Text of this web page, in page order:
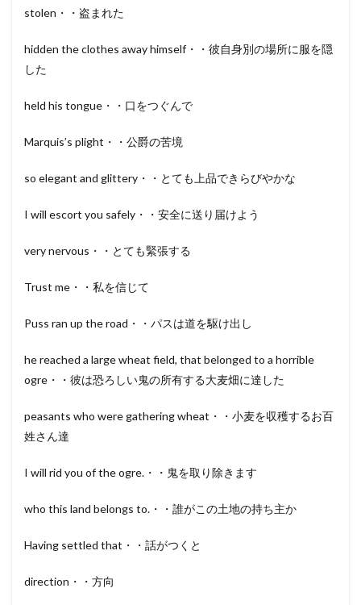
stolen・・盗まれた
hidden the clothes away himself・・彼自身別の場所に服を隠
した
held his tongue・・口をつぐんで
Marquis’s plight・・公爵の苦境
so elegant and glittery・・とても上品できらびやかな
I will escort you safely・・安全に送り届けよう
very nervous・・とても緊張する
Trust me・・私を信じて
Puss ran up the road・・パスは道を駆け出し
he reached a large wheat field, that belonged to a horrible
ogre・・彼は恐ろしい鬼の所有する大麦畑に達した
peasants who were gathering wheat・・小麦を収穫するお百
姓さん達
I will rid you of the ogre.・・鬼を取り除きます
who this land belongs to.・・誰がこの土地の持ち主か
Having settled that・・話がつくと
direction・・方向